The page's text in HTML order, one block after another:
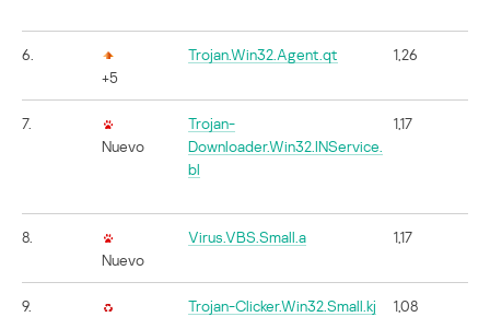
6.
+5
Trojan.Win32.Agent.qt 1,26
7.
Nuevo
Trojan-
Downloader.Win32.INService.
bl
1,17
8.
Nuevo
Virus.VBS.Small.a 1,17
9.
Trojan-Clicker.Win32.Small.kj 1,08